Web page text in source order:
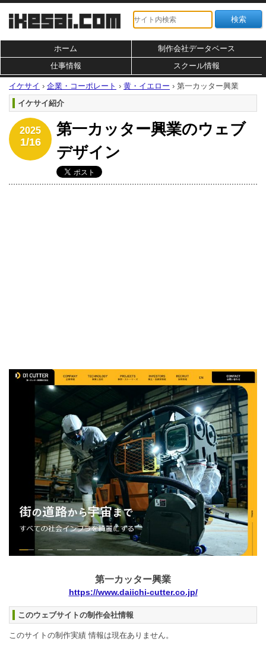
ホーム
制作会社データベース
仕事情報
スクール情報
イケサイ › 企業・コーポレート › 黄・イエロー › 第一カッター興業
イケサイ紹介
2025
1/16
第一カッター興業のウェブ
デザイン
第一カッター興業
https://www.daiichi-cutter.co.jp/
このウェブサイトの制作会社情報
このサイトの制作実績 情報は現在ありません。